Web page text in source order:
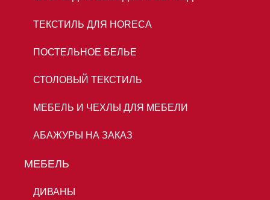
ТЕКСТИЛЬ ДЛЯ HORECA
ПОСТЕЛЬНОЕ БЕЛЬЕ
СТОЛОВЫЙ ТЕКСТИЛЬ
МЕБЕЛЬ И ЧЕХЛЫ ДЛЯ МЕБЕЛИ
АБАЖУРЫ НА ЗАКАЗ
МЕБЕЛЬ
ДИВАНЫ